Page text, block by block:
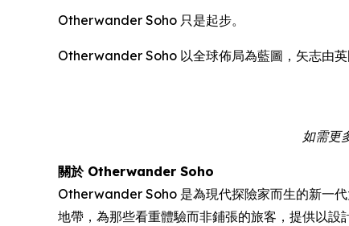
Otherwander Soho 只是起步。
Otherwander Soho 以全球佈局為藍圖，矢志由英
如需更
關於 Otherwander Soho
Otherwander Soho 是為現代探險家而生的新一
地帶，為那些看重體驗而非鋪張的旅客，提供以